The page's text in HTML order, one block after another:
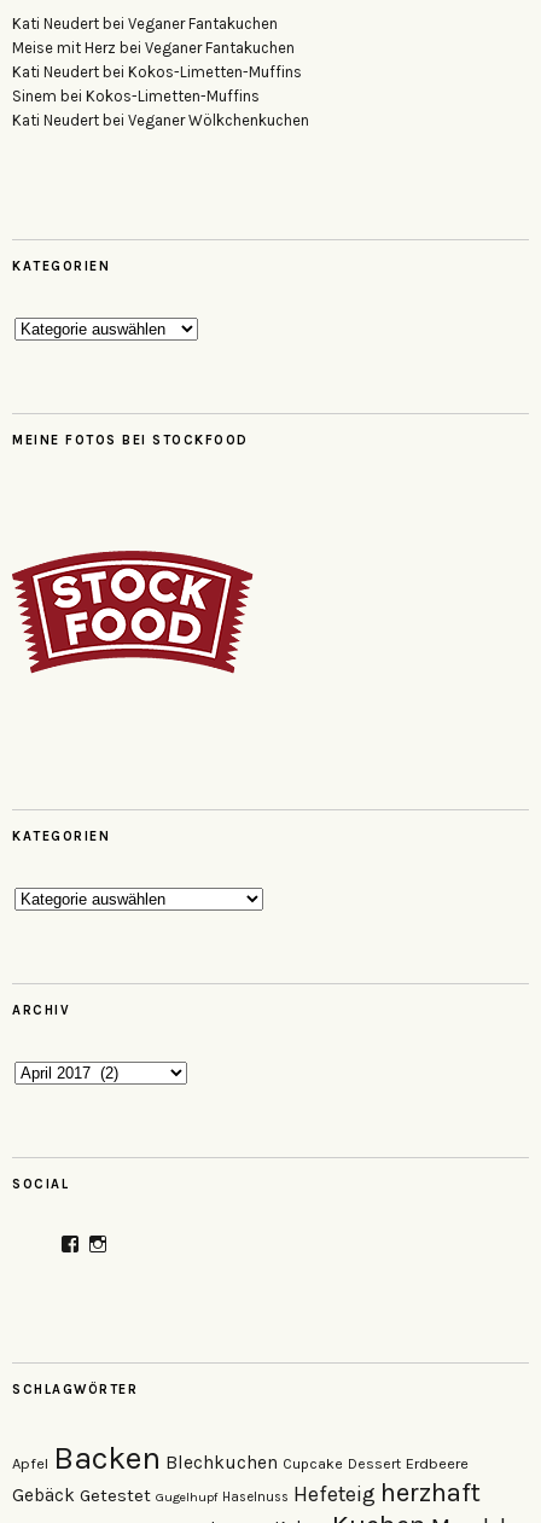
Kati Neudert bei Veganer Fantakuchen
Meise mit Herz bei Veganer Fantakuchen
Kati Neudert bei Kokos-Limetten-Muffins
Sinem bei Kokos-Limetten-Muffins
Kati Neudert bei Veganer Wölkchenkuchen
KATEGORIEN
Kategorien
MEINE FOTOS BEI STOCKFOOD
KATEGORIEN
Kategorien
ARCHIV
Archiv
SOCIAL
ProfilProfil
SCHLAGWÖRTER
Apfel Backen Blechkuchen Cupcake Dessert Erdbeere
Gebäck Getestet Gugelhupf Haselnuss Hefeteig herzhaft